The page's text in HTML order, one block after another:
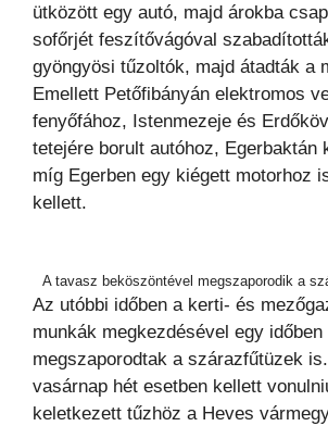
ütközött egy autó, majd árokba
sofőrjét feszítővágóval
gyöngyösi tűzoltók, majd átadták a
Emellett Petőfibányán elektromos
fenyőfához, Istenmezeje és
tetejére borult autóhoz, Egerbaktán
míg Egerben egy kiégett motorhoz
kellett.
A tavasz beköszöntével megszaporodik a
Az utóbbi időben a kerti- és
munkák megkezdésével egy időben
megszaporodtak a szárazfűtüzek
vasárnap hét esetben kellett
keletkezett tűzhöz a Heves